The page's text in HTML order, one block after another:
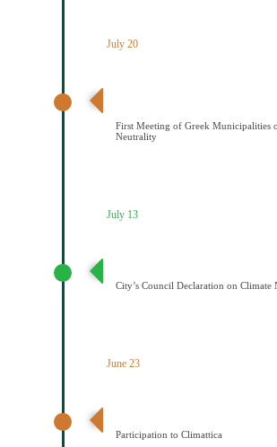
July 20
First Meeting of Greek Municipalities
Neutrality
July 13
City’s Council Declaration on Climate
June 23
Participation to Climattica